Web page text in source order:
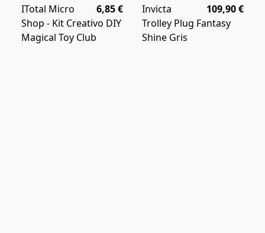
6,85 €
ITotal Micro
Shop - Kit Creativo DIY
Magical Toy Club
109,90 €
Invicta
Trolley Plug Fantasy
Shine Gris